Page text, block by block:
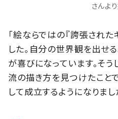
さんよ
「絵ならではの『誇張され
した。自分の世界観を出せ
が喜びになっています。そ
流の描き方を見つけたこと
して成立するようになりまし